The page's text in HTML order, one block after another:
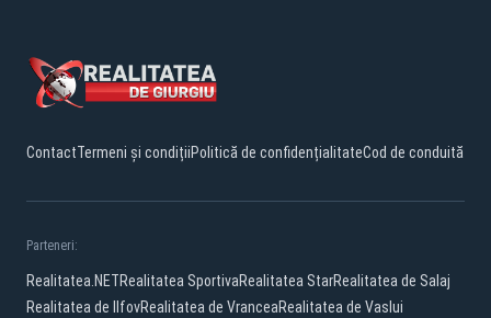
ContactTermeni și condițiiPolitică de confidențialitateCod de conduită
Parteneri:
Realitatea.NETRealitatea SportivaRealitatea StarRealitatea de Salaj
Realitatea de IlfovRealitatea de VranceaRealitatea de Vaslui